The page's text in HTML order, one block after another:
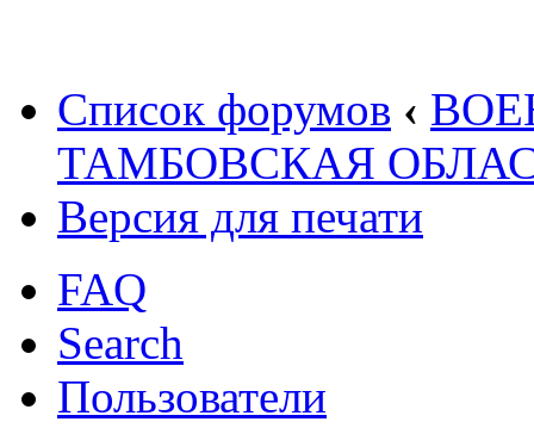
Список форумов ‹
ТАМБОВСКАЯ
Версия для печати
FAQ
Search
Пользователи